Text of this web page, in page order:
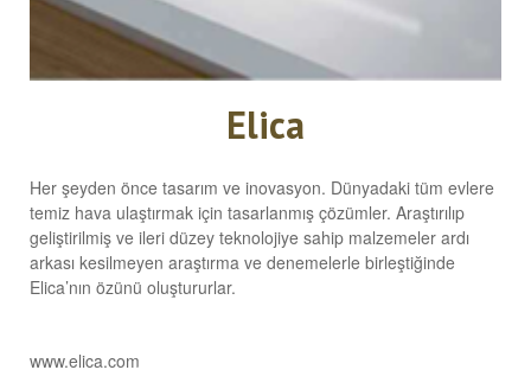
Elica
Her şeyden önce tasarım ve inovasyon. Dünyadaki tüm evlere
temiz hava ulaştırmak için tasarlanmış çözümler. Araştırılıp
geliştirilmiş ve ileri düzey teknolojiye sahip malzemeler ardı
arkası kesilmeyen araştırma ve denemelerle birleştiğinde
Elica’nın özünü oluştururlar.
www.elica.com